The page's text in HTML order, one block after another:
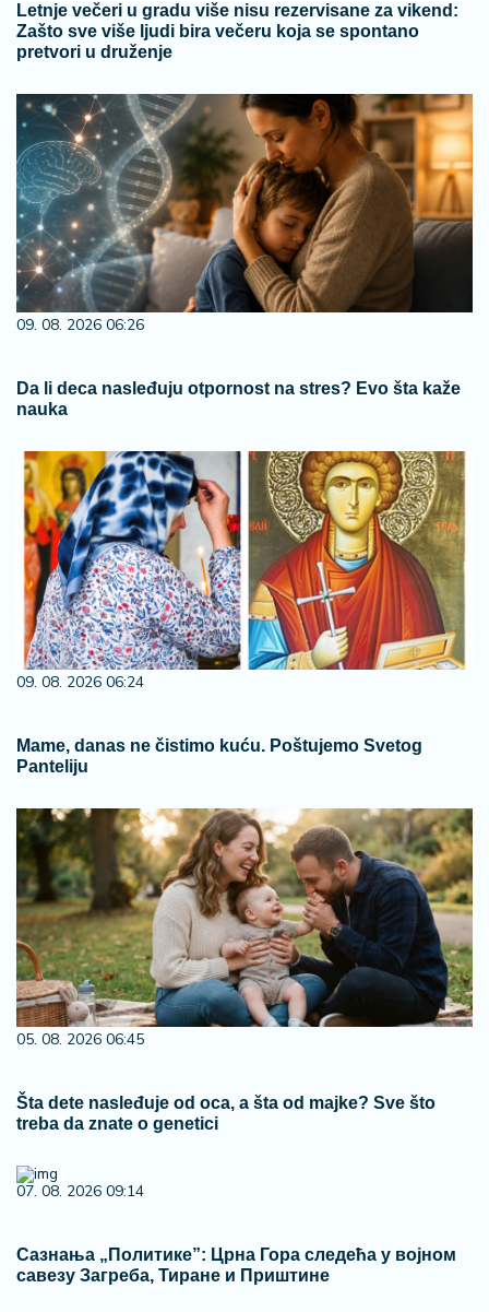
Letnje večeri u gradu više nisu rezervisane za vikend:
Zašto sve više ljudi bira večeru koja se spontano
pretvori u druženje
09. 08. 2026 06:26
Da li deca nasleđuju otpornost na stres? Evo šta kaže
nauka
09. 08. 2026 06:24
Mame, danas ne čistimo kuću. Poštujemo Svetog
Panteliju
05. 08. 2026 06:45
Šta dete nasleđuje od oca, a šta od majke? Sve što
treba da znate o genetici
07. 08. 2026 09:14
Сазнања „Политике”: Црна Гора следећа у војном
савезу Загреба, Тиране и Приштине